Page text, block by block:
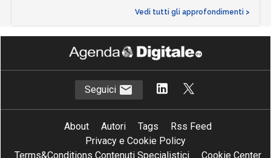
Vedi tutti gli approfondimenti >
Seguici
About Autori Tags
Rss Feed
Privacy e Cookie Policy
Terms&Conditions Contenuti Specialistici
Cookie Center